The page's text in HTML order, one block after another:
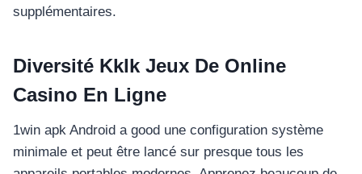
supplémentaires.
Diversité Kklk Jeux De Online
Casino En Ligne
1win apk Android a good une configuration système
minimale et peut être lancé sur presque tous les